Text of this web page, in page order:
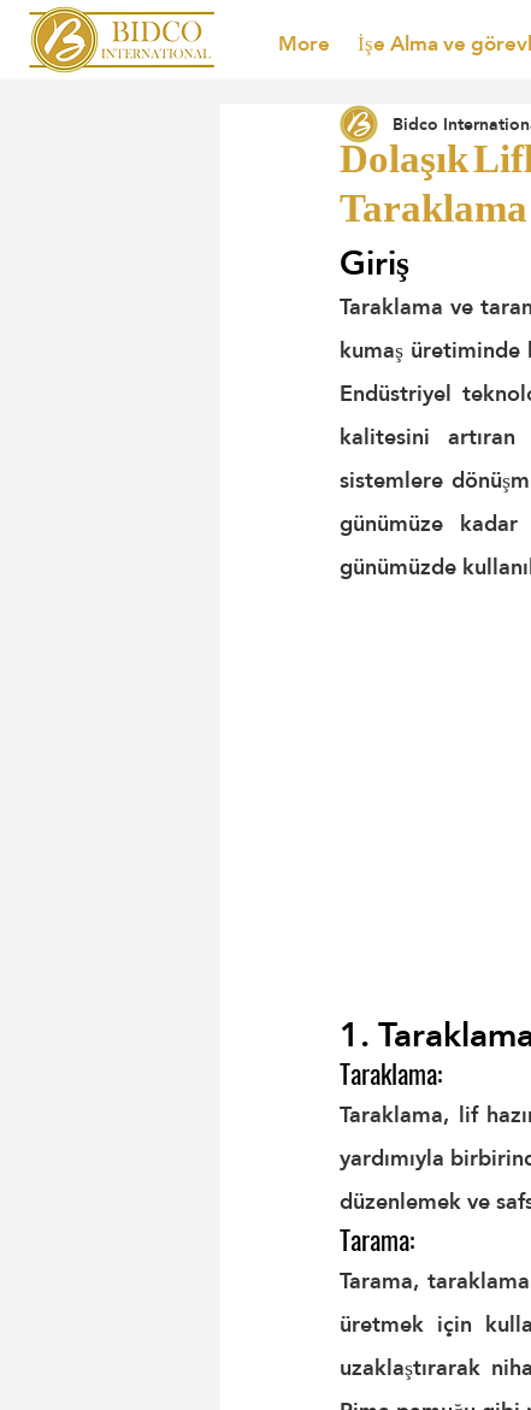
İşe Alma ve
More
Dolaşık
Bidco
Giriş
Taraklama ve
kumaş üretiminde
Endüstriyel
kalitesini
sistemlere
günümüze
günümüzde
1.
Taraklama:
Taraklama, lif
yardımıyla
düzenlemek ve
Tarama:
Tarama,
üretmek için
uzaklaştırarak